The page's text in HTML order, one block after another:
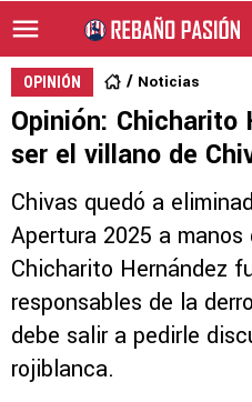
OPINIÓN Noticias
Opinión: Chicharito
ser el villano de
Chivas quedó a
Apertura 2025 a manos
Chicharito Hernández
responsables de la
debe salir a pedirle
rojiblanca.